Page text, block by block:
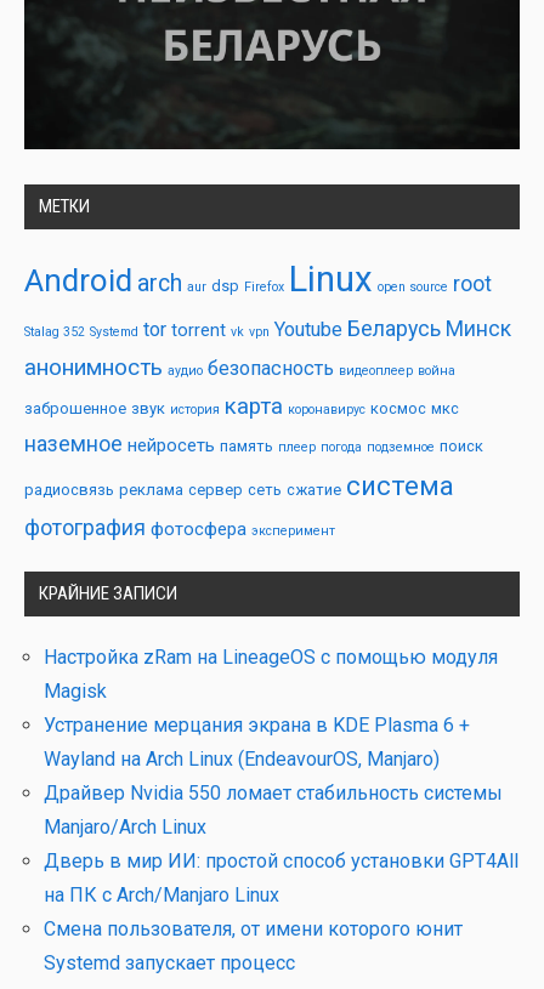
МЕТКИ
Android arch aur dsp Firefox Linux open source root
Stalag 352 Systemd tor torrent vk vpn Youtube Беларусь Минск
анонимность аудио безопасность видеоплеер война
заброшенное звук история карта коронавирус космос мкс
наземное нейросеть память плеер погода подземное поиск
радиосвязь реклама сервер сеть сжатие система
фотография фотосфера эксперимент
КРАЙНИЕ ЗАПИСИ
Настройка zRam на LineageOS с помощью модуля
Magisk
Устранение мерцания экрана в KDE Plasma 6 +
Wayland на Arch Linux (EndeavourOS, Manjaro)
Драйвер Nvidia 550 ломает стабильность системы
Manjaro/Arch Linux
Дверь в мир ИИ: простой способ установки GPT4All
на ПК с Arch/Manjaro Linux
Смена пользователя, от имени которого юнит
Systemd запускает процесс